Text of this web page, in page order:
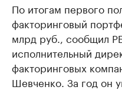
По итогам первого
факторинговый
млрд руб., сообщил
исполнительный
факторинговых
Шевченко. За год он